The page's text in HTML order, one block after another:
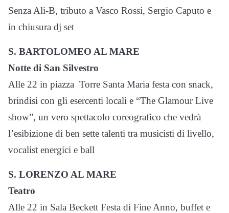
Senza Ali-B, tributo a Vasco Rossi, Sergio Caputo e
in chiusura dj set
S. BARTOLOMEO AL MARE
Notte di San Silvestro
Alle 22 in piazza Torre Santa Maria festa con snack,
brindisi con gli esercenti locali e “The Glamour Live
show”, un vero spettacolo coreografico che vedrà
l’esibizione di ben sette talenti tra musicisti di livello,
vocalist energici e ball
S. LORENZO AL MARE
Teatro
Alle 22 in Sala Beckett Festa di Fine Anno, buffet e